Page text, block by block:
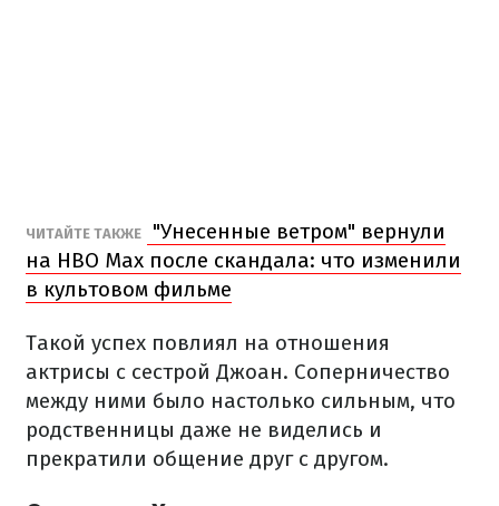
ЧИТАЙТЕ ТАКЖЕ
"Унесенные ветром" вернули
на HBO Max после скандала: что изменили
в культовом фильме
Такой успех повлиял на отношения
актрисы с сестрой Джоан. Соперничество
между ними было настолько сильным, что
родственницы даже не виделись и
прекратили общение друг с другом.